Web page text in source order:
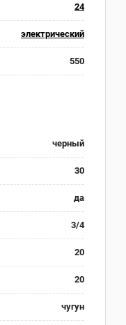
24
электрический
550
черный
30
да
3/4
20
20
чугун